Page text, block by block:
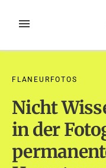
InhaltMENÜ
FLANEURFOTOS
Nicht
in der